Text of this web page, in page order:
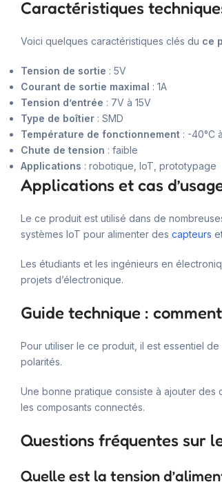
Caractéristiques
Voici quelques caractéristiques clés du ce
Tension de sortie : 5V
Courant de sortie maximal : 1A
Tension d’entrée : 7V à 15V
Type de boîtier : SMD
Température de fonctionnement : -40°C
Chute de tension : faible
Applications : robotique, IoT, prototypage
Applications et cas
Le ce produit est utilisé dans de
systèmes IoT pour alimenter des capteurs
Les étudiants et les ingénieurs en
projets d’électronique.
Guide technique :
Pour utiliser le ce produit, il est essentiel
polarités.
Une bonne pratique consiste à ajouter des
les composants connectés.
Questions fréquentes sur
Quelle est la tension